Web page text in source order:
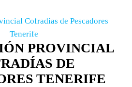
PROVINCIAL
DE
TENERIFE